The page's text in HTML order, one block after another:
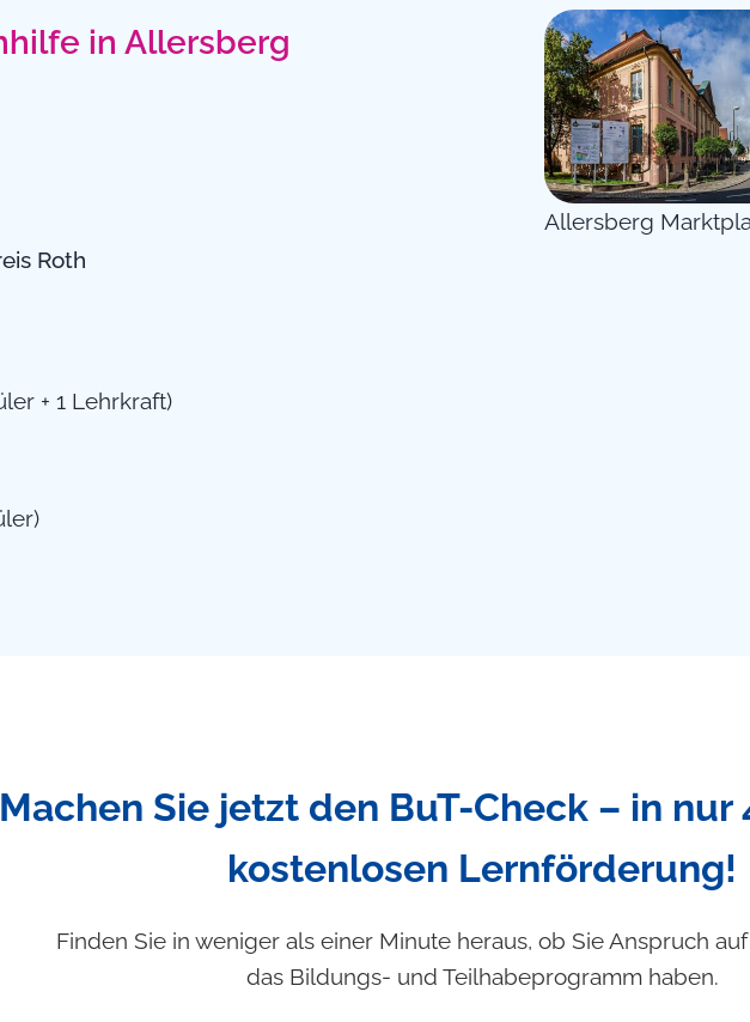
in Allersberg
Roth
+ 1 Lehrkraft)
Allersberg
Machen Sie jetzt den BuT-Check – in nur
kostenlosen Lernförderung!
Finden Sie in weniger als einer Minute heraus, ob Sie Anspruch
das Bildungs- und Teilhabeprogramm haben.